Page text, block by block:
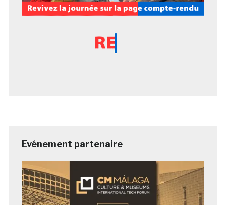
Evénement partenaire